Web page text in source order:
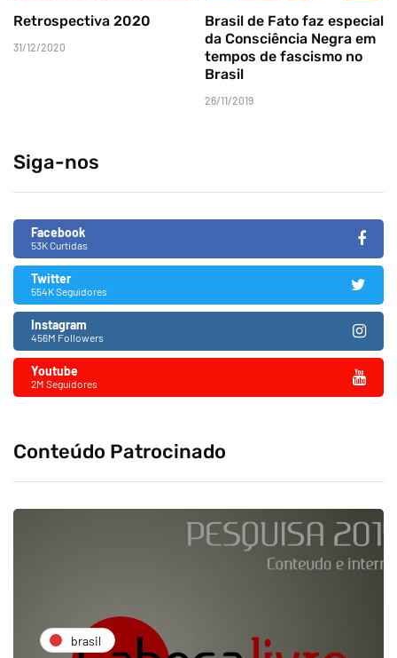
Retrospectiva 2020
31/12/2020
Brasil de Fato faz especial
da Consciência Negra em
tempos de fascismo no
Brasil
26/11/2019
Siga-nos
Facebook
53K Curtidas
Twitter
554K Seguidores
Instagram
456M Followers
Youtube
2M Seguidores
Conteúdo Patrocinado
brasil